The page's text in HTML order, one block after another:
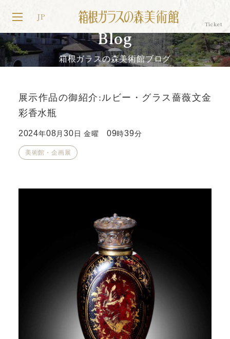
JP
Blog
箱根ガラスの森美術館ブログ
展示作品の御紹介:ルビー・グラス薔薇文金
彩香水瓶
2024年08 月30 日 金曜 09時39分
美術館・企画展